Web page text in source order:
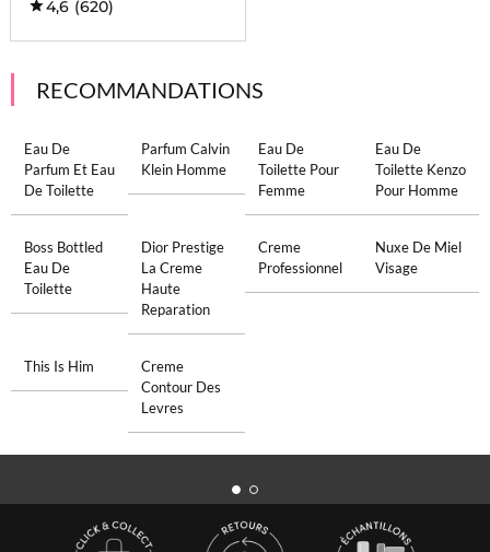
4,6 (620)
RECOMMANDATIONS
Eau De
Parfum Et Eau
De Toilette
Parfum Calvin
Klein Homme
Eau De
Toilette Pour
Femme
Eau De
Toilette Kenzo
Pour Homme
Boss Bottled
Eau De
Toilette
Dior Prestige
La Creme
Haute
Reparation
Creme
Professionnel
Nuxe De Miel
Visage
This Is Him
Creme
Contour Des
Levres